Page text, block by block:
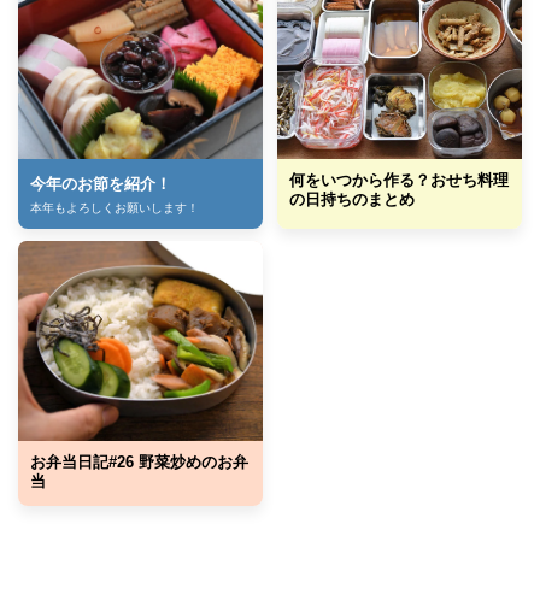
今年のお節を紹介！
本年もよろしくお願いします！
何をいつから作る？おせち料理
の日持ちのまとめ
お弁当日記#26 野菜炒めのお弁
当